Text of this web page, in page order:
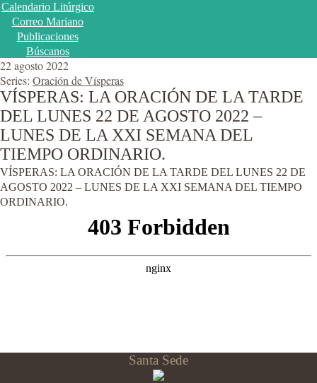
Calendario Litúrgico
Correo Mariano
Publicaciones
Búscanos
22 agosto 2022
Series: Oración de Vísperas
VÍSPERAS: LA ORACIÓN DE LA TARDE
DEL LUNES 22 DE AGOSTO 2022 –
LUNES DE LA XXI SEMANA DEL
TIEMPO ORDINARIO.
VÍSPERAS: LA ORACIÓN DE LA TARDE DEL LUNES 22 DE
AGOSTO 2022 – LUNES DE LA XXI SEMANA DEL TIEMPO
ORDINARIO.
Santa Sede